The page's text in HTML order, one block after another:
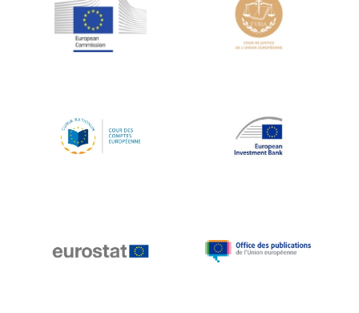
Jean-Louis Schiltz
Jean-Victor Louis
Johnny Åkerholm
Katharien L.C. Hunt